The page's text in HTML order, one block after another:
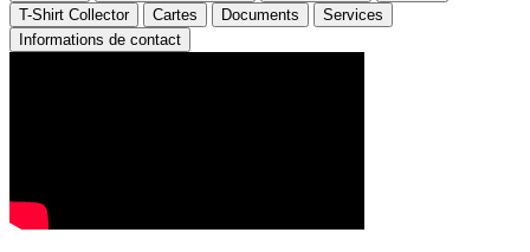
T-Shirt Collector
Cartes Documents
Services
Informations de contact